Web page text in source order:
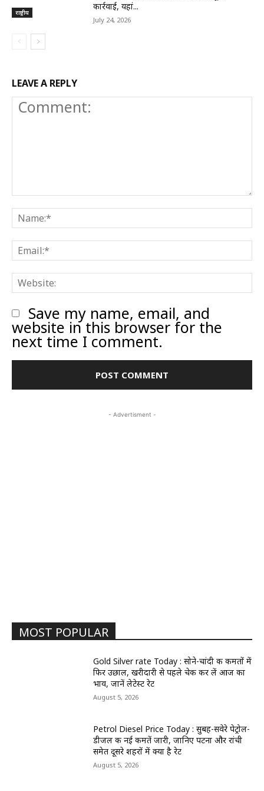
राष्ट्रीय
कार्रवाई, यहां...
July 24, 2026
LEAVE A REPLY
Comment:
Save my name, email, and
website in this browser for the
next time I comment.
- Advertisment -
MOST POPULAR
Gold Silver rate Today : सोने-चांदी की कीमतों में
फिर उछाल, खरीदारी से पहले चेक कर लें आज का
भाव, जानें लेटेस्ट रेट
August 5, 2026
Petrol Diesel Price Today : सुबह-सवेरे पेट्रोल-
डीजल की नई कीमतें जारी, जानिए पटना और रांची
समेत दूसरे शहरों में क्या है रेट
August 5, 2026